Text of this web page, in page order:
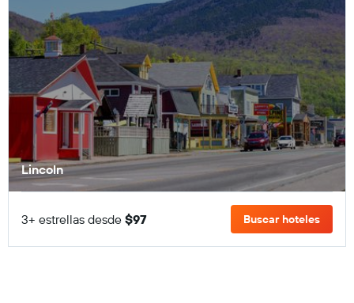
Lincoln
3+ estrellas desde $97 Buscar hoteles